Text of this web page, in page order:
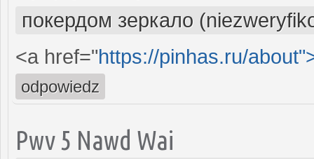
покердом зеркало
<a href="https://pinhas.ru/
odpowiedz
Pwv 5 Nawd Wai